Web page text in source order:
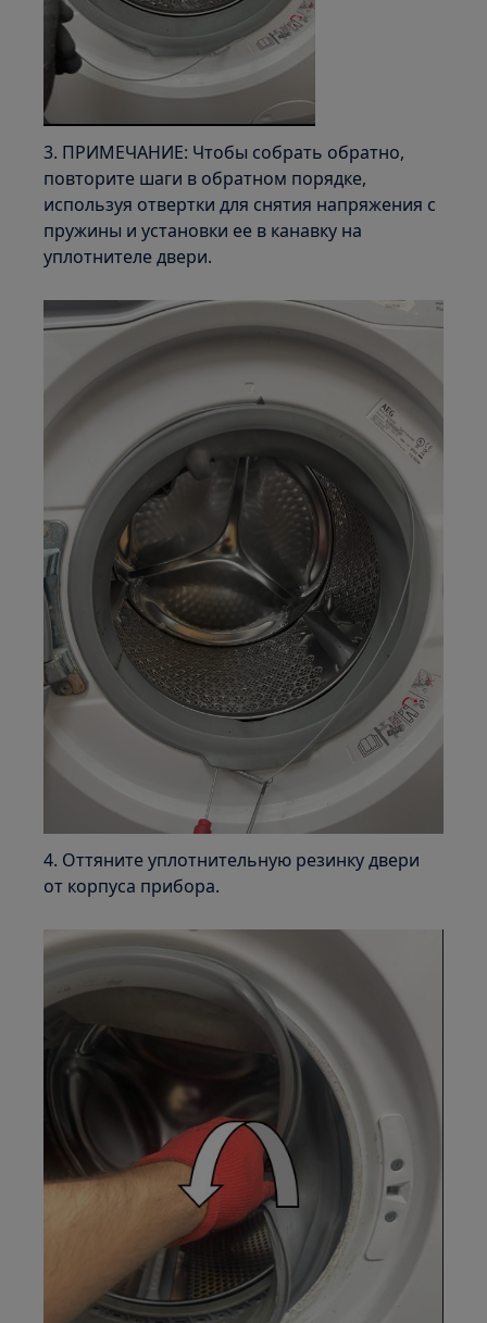
3. ПРИМЕЧАНИЕ: Чтобы собрать обратно,
повторите шаги в обратном порядке,
используя отвертки для снятия напряжения с
пружины и установки ее в канавку на
уплотнителе двери.
4. Оттяните уплотнительную резинку двери
от корпуса прибора.